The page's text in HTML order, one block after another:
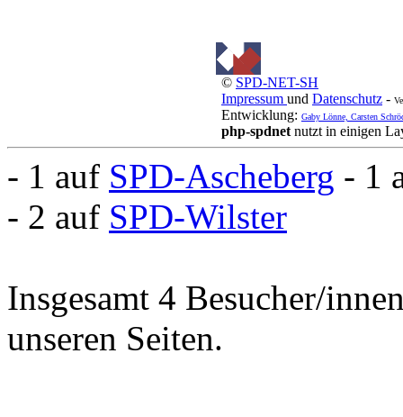
© SPD-NET-SH
Impressum und Datenschutz -
Entwicklung: Gaby Lönne, Carsten
php-spdnet nutzt in einigen
- 1 auf SPD-Ascheberg - 1
- 2 auf SPD-Wilster
Insgesamt 4 Besucher/
unseren Seiten.